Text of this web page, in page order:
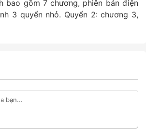
bao gồm 7 chương, phiên bản điện
3 quyển nhỏ. Quyển 2: chương 3,